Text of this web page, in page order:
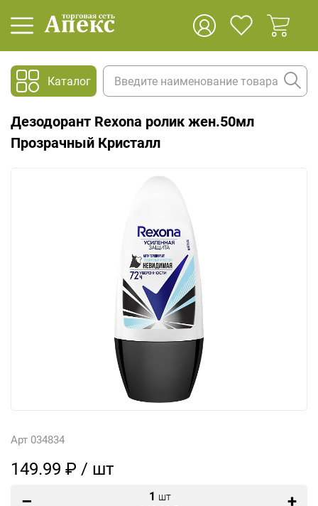
Каталог
Дезодорант Rexona ролик жен.50мл
Прозрачный Кристалл
Арт 034834
149.99 ₽ / шт
1 шт